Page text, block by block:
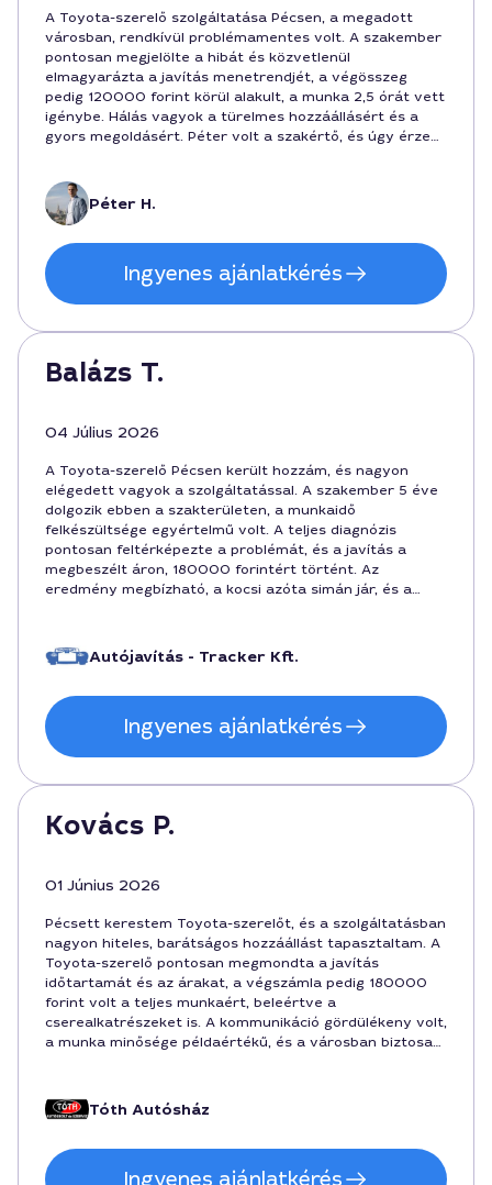
A Toyota-szerelő szolgáltatása Pécsen, a megadott
városban, rendkívül problémamentes volt. A szakember
pontosan megjelölte a hibát és közvetlenül
elmagyarázta a javítás menetrendjét, a végösszeg
pedig 120000 forint körül alakult, a munka 2,5 órát vett
igénybe. Hálás vagyok a türelmes hozzáállásért és a
gyors megoldásért. Péter volt a szakértő, és úgy érzem,
Péter H.
Ingyenes ajánlatkérés
Balázs T.
04 Július 2026
A Toyota-szerelő Pécsen került hozzám, és nagyon
elégedett vagyok a szolgáltatással. A szakember 5 éve
dolgozik ebben a szakterületen, a munkaidő
felkészültsége egyértelmű volt. A teljes diagnózis
pontosan feltérképezte a problémát, és a javítás a
megbeszélt áron, 180000 forintért történt. Az
eredmény megbízható, a kocsi azóta simán jár, és a
Autójavítás - Tracker Kft.
Ingyenes ajánlatkérés
Kovács P.
01 Június 2026
Pécsett kerestem Toyota-szerelőt, és a szolgáltatásban
nagyon hiteles, barátságos hozzáállást tapasztaltam. A
Toyota-szerelő pontosan megmondta a javítás
időtartamát és az árakat, a végszámla pedig 180000
forint volt a teljes munkaért, beleértve a
cserealkatrészeket is. A kommunikáció gördülékeny volt,
a munka minősége példaértékű, és a városban biztosan
Tóth Autósház
Ingyenes ajánlatkérés